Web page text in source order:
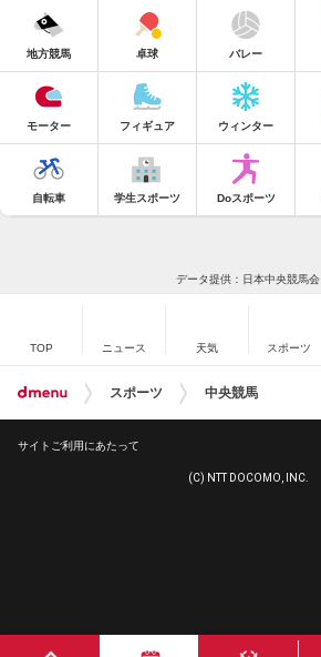
地方競馬 卓球 バレー
モーター フィギュア ウィンター
自転車 学生スポーツ Doスポーツ
データ提供：日本中央競馬会
TOP ニュース 天気 スポーツ
スポーツ 中央競馬
サイトご利用にあたって
(C) NTT DOCOMO, INC.